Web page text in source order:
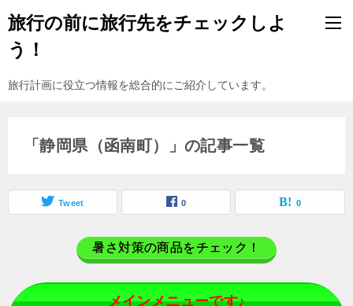
旅行の前に旅行先をチェックしよ
う！
旅行計画に役立つ情報を総合的にご紹介しています。
「静岡県（函南町）」の記事一覧
Tweet 0 0
暑さ対策の商品をチェック！
メインメニューです♪